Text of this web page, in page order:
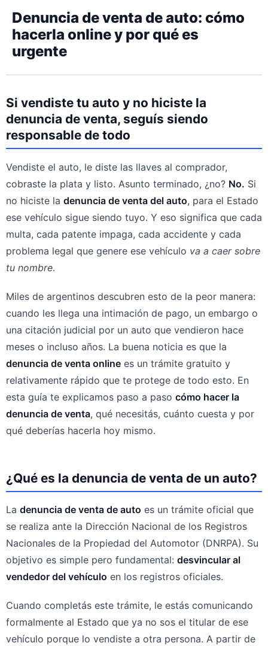
Denuncia de venta de auto: cómo
hacerla online y por qué es
urgente
Si vendiste tu auto y no hiciste la
denuncia de venta, seguís siendo
responsable de todo
Vendiste el auto, le diste las llaves al comprador,
cobraste la plata y listo. Asunto terminado, ¿no? No. Si
no hiciste la denuncia de venta del auto, para el Estado
ese vehículo sigue siendo tuyo. Y eso significa que cada
multa, cada patente impaga, cada accidente y cada
problema legal que genere ese vehículo va a caer sobre
tu nombre.
Miles de argentinos descubren esto de la peor manera:
cuando les llega una intimación de pago, un embargo o
una citación judicial por un auto que vendieron hace
meses o incluso años. La buena noticia es que la
denuncia de venta online es un trámite gratuito y
relativamente rápido que te protege de todo esto. En
esta guía te explicamos paso a paso cómo hacer la
denuncia de venta, qué necesitás, cuánto cuesta y por
qué deberías hacerla hoy mismo.
¿Qué es la denuncia de venta de un auto?
La denuncia de venta de auto es un trámite oficial que
se realiza ante la Dirección Nacional de los Registros
Nacionales de la Propiedad del Automotor (DNRPA). Su
objetivo es simple pero fundamental: desvincular al
vendedor del vehículo en los registros oficiales.
Cuando completás este trámite, le estás comunicando
formalmente al Estado que ya no sos el titular de ese
vehículo porque lo vendiste a otra persona. A partir de